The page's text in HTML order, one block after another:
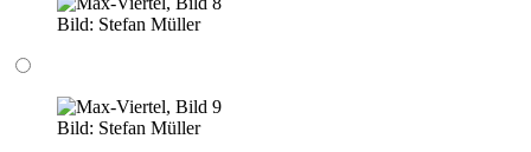
Bild: Stefan Müller
Bild: Stefan Müller